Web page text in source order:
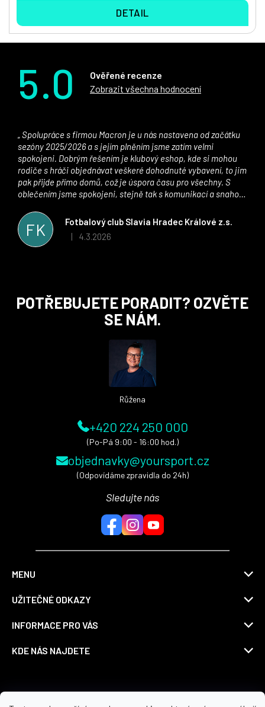
DETAIL
5.0
Ověřené recenze
Zobrazit všechna hodnocení
FK
Fotbalový club Slavia Hradec Králové z.s.
Hodnocení obchodu je 5 z 5 hvězdiček.
| 4.3.2026
sezóny 2025/2026 a s jejím plněním jsme zatím velmi
spokojeni. Dobrým řešením je klubový eshop, kde si mohou
rodiče s hráči objednávat veškeré dohodnuté vybavení, to jim
pak přijde přímo domů, což je úspora času pro všechny. S
oblečením jsme spokojeni, stejně tak s komunikací a snahou
stran. Věříme, že v tomto duchu bude spolupráce pokračovat
i nadále, nyní už začínáme řešit i první sady dresů ;)
POTŘEBUJETE PORADIT? OZVĚTE
SE NÁM.
Růžena
+420 224 250 000
(Po-Pá 9:00 - 16:00 hod.)
objednavky@yoursport.cz
(Odpovídáme zpravidla do 24h)
Sledujte nás
MENU
UŽITEČNÉ ODKAZY
INFORMACE PRO VÁS
KDE NÁS NAJDETE
Možnosti dopravy